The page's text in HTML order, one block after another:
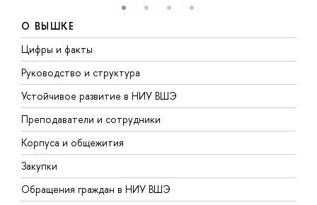
О ВЫШКЕ
Цифры и факты
Руководство и структура
Устойчивое развитие в НИУ ВШЭ
Преподаватели и сотрудники
Корпуса и общежития
Закупки
Обращения граждан в НИУ ВШЭ